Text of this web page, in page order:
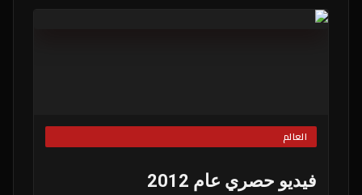
العالم
فيديو حصري عام 2012